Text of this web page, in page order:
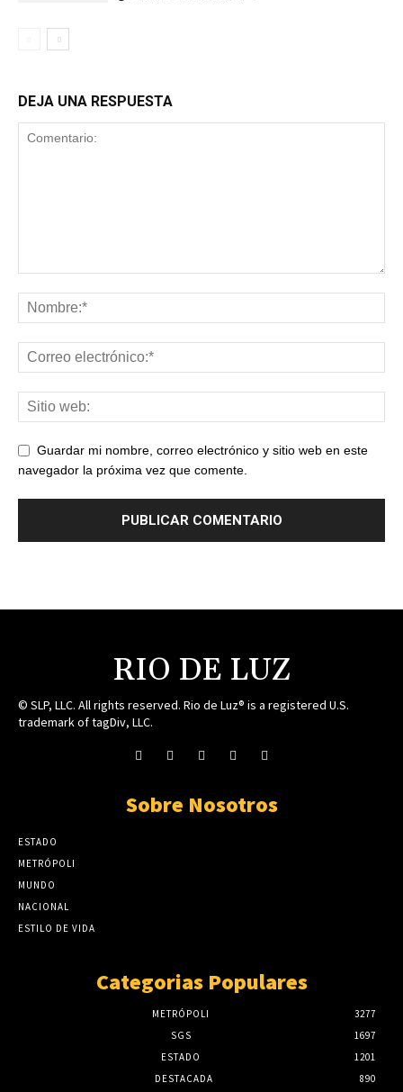
DEJA UNA RESPUESTA
Guardar mi nombre, correo electrónico y sitio web en este
navegador la próxima vez que comente.
RIO DE LUZ
© SLP, LLC. All rights reserved. Rio de Luz® is a registered U.S.
trademark of tagDiv, LLC.
Sobre Nosotros
ESTADO
METRÓPOLI
MUNDO
NACIONAL
ESTILO DE VIDA
Categorias Populares
METRÓPOLI
3277
SGS
1697
ESTADO
1201
DESTACADA
890